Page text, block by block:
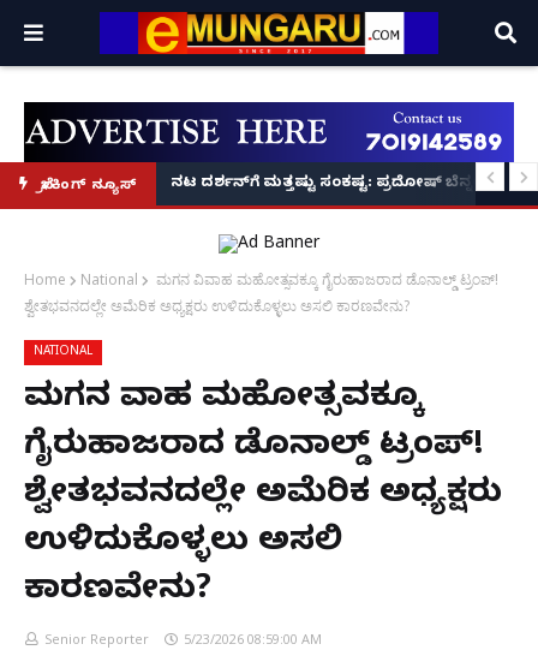
ಬ್ರೇಕಿಂಗ್ ನ್ಯೂಸ್
ಮುಕ್ತಿಗೆ ಬೃಹತ್ ಆಂದೋಲನ: ವಿಶ್ವ ಹಿಂದೂ ಪರಿಷತ್ ಅಂತರರಾಷ್ಟ್ರೀಯ
ನಟ ದರ್ಶನ್‌ಗೆ ಮತ್ತಷ್ಟು ಸಂಕಷ್ಟ: ಪ್ರದೋಷ್ ಬೆನ್ನಲ್ಲೇ
Home National
ಮಗನ ವಿವಾಹ ಮಹೋತ್ಸವಕ್ಕೂ ಗೈರುಹಾಜರಾದ ಡೊನಾಲ್ಡ್ ಟ್ರಂಪ್!
ಶ್ವೇತಭವನದಲ್ಲೇ ಅಮೆರಿಕ ಅಧ್ಯಕ್ಷರು ಉಳಿದುಕೊಳ್ಳಲು ಅಸಲಿ ಕಾರಣವೇನು?
NATIONAL
ಮಗನ ವಿವಾಹ ಮಹೋತ್ಸವಕ್ಕೂ
ಗೈರುಹಾಜರಾದ ಡೊನಾಲ್ಡ್ ಟ್ರಂಪ್!
ಶ್ವೇತಭವನದಲ್ಲೇ ಅಮೆರಿಕ ಅಧ್ಯಕ್ಷರು
ಉಳಿದುಕೊಳ್ಳಲು ಅಸಲಿ
ಕಾರಣವೇನು?
Senior Reporter 5/23/2026 08:59:00 AM